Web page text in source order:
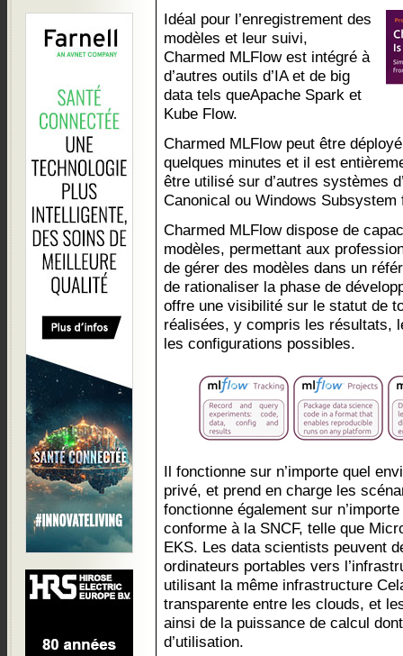
Idéal pour l’enregistrement des
modèles et leur suivi,
Charmed MLFlow est intégré à
d’autres outils d’IA et de big
data tels queApache Spark et
Kube Flow.
Charmed MLFlow peut être
quelques minutes et il est
être utilisé sur d’autres systèmes
Canonical ou Windows
Charmed MLFlow dispose de
modèles, permettant aux
de gérer des modèles dans un
de rationaliser la phase de
offre une visibilité sur le statut de
réalisées, y compris les résultats,
les configurations possibles.
Il fonctionne sur n’importe quel
privé, et prend en charge les
fonctionne également sur
conforme à la SNCF, telle que
EKS. Les data scientists peuvent
ordinateurs portables vers
utilisant la même infrastructure
transparente entre les clouds, et
ainsi de la puissance de calcul
d’utilisation.